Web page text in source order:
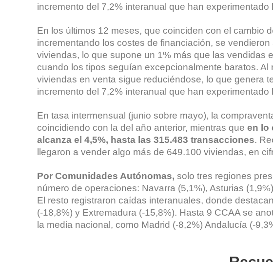
incremento del 7,2% interanual que han experimentado
En los últimos 12 meses, que coinciden con el cambio
incrementando los costes de financiación, se
viviendas, lo que supone un 1% más que las vendidas
cuando los tipos seguían excepcionalmente baratos. Al
viviendas en venta sigue reduciéndose, lo que genera
incremento del 7,2% interanual que han experimentado
En tasa intermensual (junio sobre mayo), la
coincidiendo con la del año anterior, mientras que en lo
alcanza el 4,5%, hasta las 315.483 transacciones.
llegaron a vender algo más de 649.100 viviendas, en
Por Comunidades Autónomas, solo tres regiones
número de operaciones: Navarra (5,1%), Asturias
El resto registraron caídas interanuales, donde
(-18,8%) y Extremadura (-15,8%). Hasta 9 CCAA se
la media nacional, como Madrid (-8,2%) Andalucía (-